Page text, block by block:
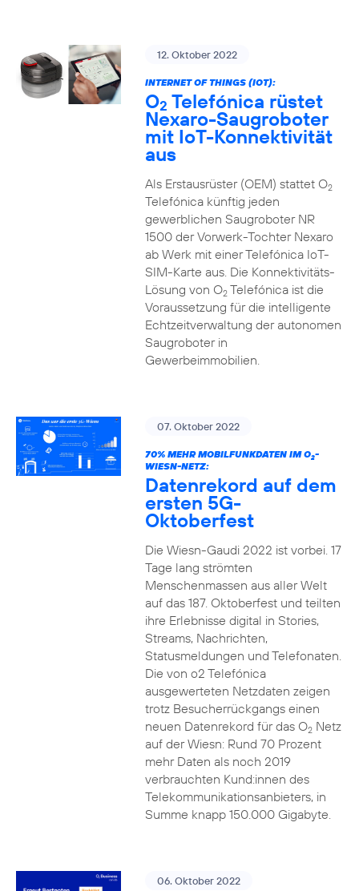
12. Oktober 2022
INTERNET OF THINGS (IOT):
O2 Telefónica rüstet
Nexaro-Saugroboter
mit IoT-Konnektivität
aus
Als Erstausrüster (OEM) stattet O2
Telefónica künftig jeden
gewerblichen Saugroboter NR
1500 der Vorwerk-Tochter Nexaro
ab Werk mit einer Telefónica IoT-
SIM-Karte aus. Die Konnektivitäts-
Lösung von O2Telefónica ist die
Voraussetzung für die intelligente
Echtzeitverwaltung der autonomen
Saugroboter in
Gewerbeimmobilien.
07. Oktober 2022
70% MEHR MOBILFUNKDATEN IM O2-
WIESN-NETZ:
Datenrekord auf dem
ersten 5G-
Oktoberfest
Die Wiesn-Gaudi 2022 ist vorbei. 17
Tage lang strömten
Menschenmassen aus aller Welt
auf das 187. Oktoberfest und teilten
ihre Erlebnisse digital in Stories,
Streams, Nachrichten,
Statusmeldungen und Telefonaten.
Die von o2 Telefónica
ausgewerteten Netzdaten zeigen
trotz Besucherrückgangs einen
neuen Datenrekord für das O2Netz
auf der Wiesn: Rund 70 Prozent
mehr Daten als noch 2019
verbrauchten Kund:innen des
Telekommunikationsanbieters, in
Summe knapp 150.000 Gigabyte.
06. Oktober 2022